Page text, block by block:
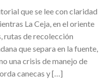
que se lee con claridad
La Ceja, en el oriente
rutas de recolección
que separa en la fuente,
una crisis de manejo de
canecas y […]